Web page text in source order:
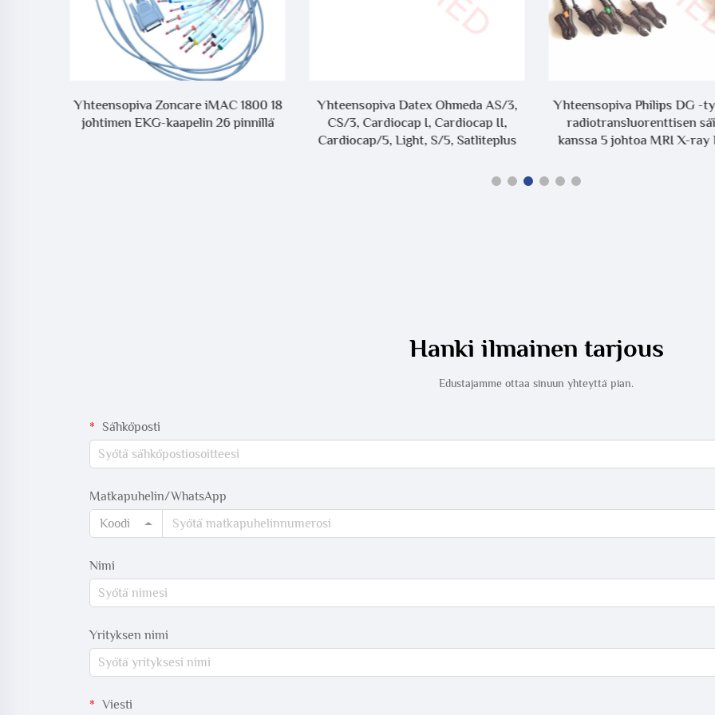
Yhteensopiva Zoncare iMAC 1800 18
johtimen EKG-kaapelin 26 pinnillä
Yhteensopiva Datex Ohmeda AS/3,
CS/3, Cardiocap I, Cardiocap II,
Cardiocap/5, Light, S/5, Satliteplus
Yhteensopiva Philips DG -
radiotransluorenttisen
kanssa 5 johtoa MRI X-ray
Hanki ilmainen tarjous
Edustajamme ottaa sinuun yhteyttä pian.
Sähköposti
Matkapuhelin/WhatsApp
Koodi
Nimi
Yrityksen nimi
Viesti